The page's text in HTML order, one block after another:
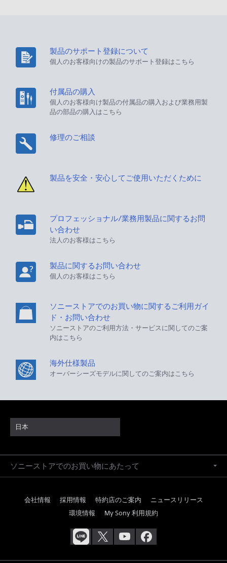
製品のサポート登録について
個人のお客様向けの製品のサポート登録はこちら
付属品の購入
個人のお客様向け製品の付属品の購入および業務用製
品の部品の購入はこちら
修理のご相談
製品を安全・安心してご使用いただくために
プロフェッショナル/業務用製品に関するお問
い合わせ
法人のお客様はこちら
製品に関するお問い合わせ
個人のお客様はこちら
ソニーストアでのお買い物に関するご利用ガイ
ド・お問い合わせ
ソニーストアのご利用方法・サービスに関してのご案
内はこちら
海外仕様製品
オーバーシーズモデルに関してのご案内はこちら
日本
ソニーストアでのお買い物にあたって
会社情報 採用情報 特約店のご案内
ニュースリリース
環境情報
My Sony 利用規約